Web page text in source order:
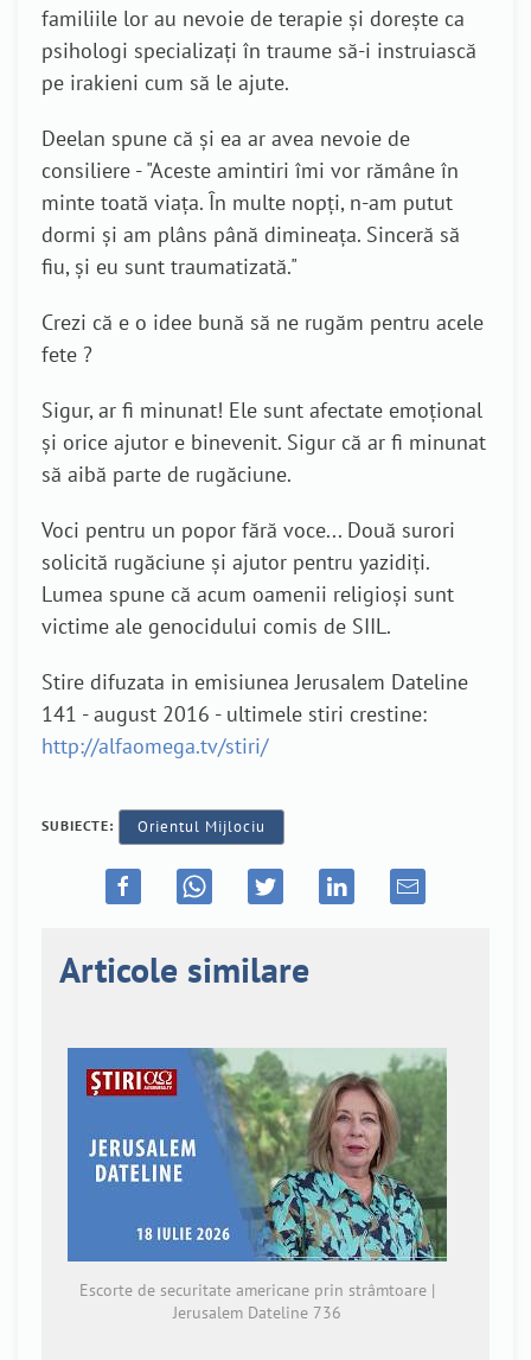
familiile lor au nevoie de terapie și dorește ca
psihologi specializați în traume să-i instruiască
pe irakieni cum să le ajute.
Deelan spune că și ea ar avea nevoie de
consiliere - "Aceste amintiri îmi vor rămâne în
minte toată viața. În multe nopți, n-am putut
dormi și am plâns până dimineața. Sinceră să
fiu, și eu sunt traumatizată."
Crezi că e o idee bună să ne rugăm pentru acele
fete ?
Sigur, ar fi minunat! Ele sunt afectate emoțional
și orice ajutor e binevenit. Sigur că ar fi minunat
să aibă parte de rugăciune.
Voci pentru un popor fără voce... Două surori
solicită rugăciune și ajutor pentru yazidiți.
Lumea spune că acum oamenii religioși sunt
victime ale genocidului comis de SIIL.
Stire difuzata in emisiunea Jerusalem Dateline
141 - august 2016 - ultimele stiri crestine:
http://alfaomega.tv/stiri/
SUBIECTE: Orientul Mijlociu
Articole similare
Escorte de securitate americane prin strâmtoare |
Jerusalem Dateline 736